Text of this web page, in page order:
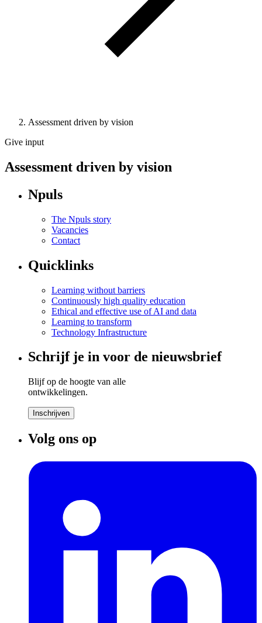
Assessment driven by vision
Give input
Assessment driven by vision
Npuls
The Npuls story
Vacancies
Contact
Quicklinks
Learning without barriers
Continuously high quality education
Ethical and effective use of AI and data
Learning to transform
Technology Infrastructure
Schrijf je in voor de nieuwsbrief
Blijf op de hoogte van alle
ontwikkelingen.
Inschrijven
Volg ons op